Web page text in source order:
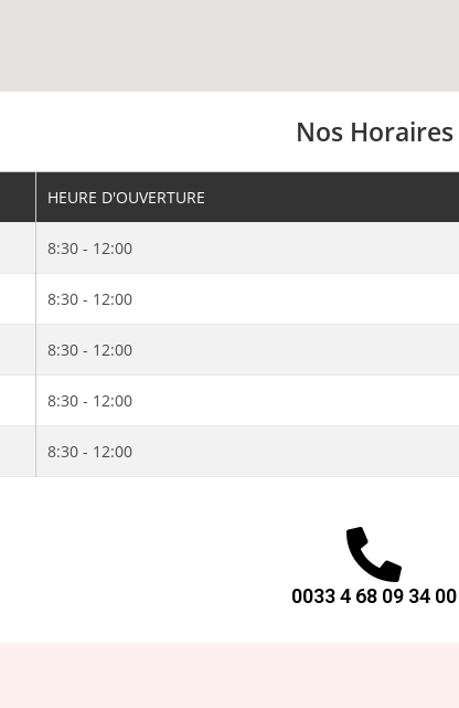
Nos Horaires
HEURE D'OUVERTURE
8:30 - 12:00
8:30 - 12:00
8:30 - 12:00
8:30 - 12:00
8:30 - 12:00
0033 4 68 09 34 00